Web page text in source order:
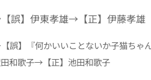
【誤】伊東孝雄→【正】伊藤孝雄
【誤】『何かいいことないか子猫ち
和歌子→【正】池田和歌子